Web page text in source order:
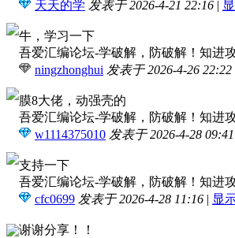
天天的学 发表于 2026-4-21 22:16 |
牛，学习一下
吾爱汇编论坛-学破解，防破解！知进
ningzhonghui 发表于 2026-4-26 22:22
膜8大佬，动强壳的
吾爱汇编论坛-学破解，防破解！知进
w1114375010 发表于 2026-4-28 09:41
支持一下
吾爱汇编论坛-学破解，防破解！知进
cfc0699 发表于 2026-4-28 11:16 | 显
谢谢分享！！